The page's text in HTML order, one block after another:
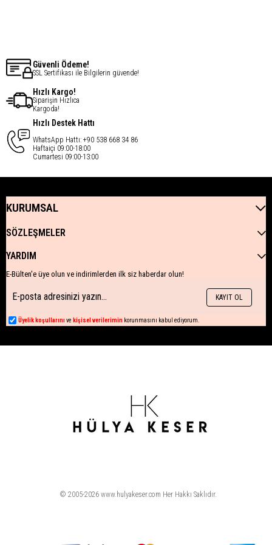
Güvenli Ödeme!
SSL Sertifikası ile Bilgilerin güvende!
Hızlı Kargo!
Siparişin Hızlıca
Kargoda!
Hızlı Destek Hattı
WhatsApp Hattı: +90 538 668 34 86
Haftaiçi 09:00-18:00
Cumartesi 09:00-13:00
KURUMSAL
SÖZLEŞMELER
YARDIM
E-Bülten'e üye olun ve indirimlerden ilk siz haberdar olun!
KAYIT OL
Üyelik koşullarını ve kişisel verilerimin korunmasını kabul ediyorum.
© 2005-2026 www.hulyakeser.com Her Hakkı Saklıdır.